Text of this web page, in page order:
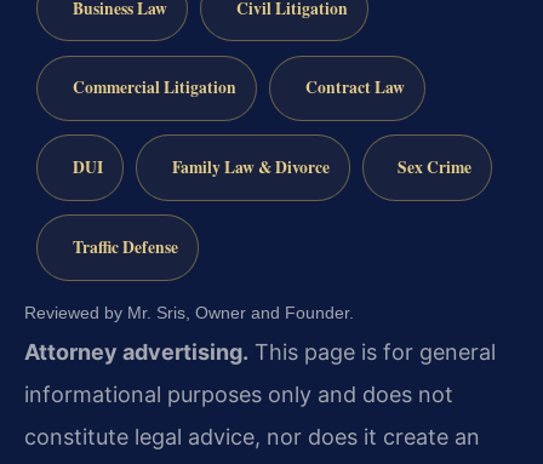
Business Law Civil Litigation
Commercial Litigation Contract Law
DUI Family Law & Divorce Sex Crime
Traffic Defense
Reviewed by Mr. Sris, Owner and Founder.
Attorney advertising. This page is for general
informational purposes only and does not
constitute legal advice, nor does it create an